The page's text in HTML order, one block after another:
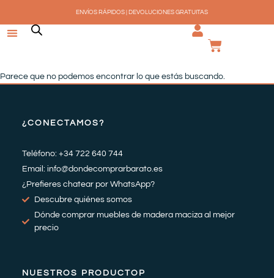
contenido
ENVÍOS RÁPIDOS | DEVOLUCIONES GRATUITAS
Parece que no podemos encontrar lo que estás buscando.
¿CONECTAMOS?
Teléfono: +34 722 640 744
Email: info@dondecomprarbarato.es
¿Prefieres chatear por WhatsApp?
Descubre quiénes somos
Dónde comprar muebles de madera maciza al mejor
precio
NUESTROS PRODUCTOP